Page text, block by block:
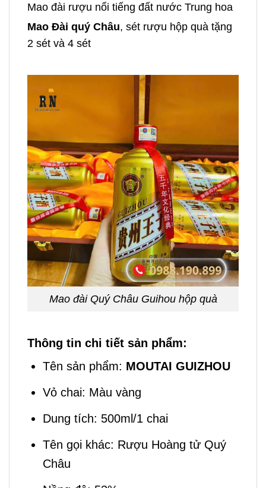
Mao đài rượu nổi tiếng đất nước Trung hoa
Mao Đài quý Châu, sét rượu hộp quà tặng
2 sét và 4 sét
Mao đài Quý Châu Guihou hộp quà
Thông tin chi tiết sản phẩm:
Tên sản phẩm: MOUTAI GUIZHOU
Vỏ chai: Màu vàng
Dung tích: 500ml/1 chai
Tên gọi khác: Rượu Hoàng tử Quý
Châu